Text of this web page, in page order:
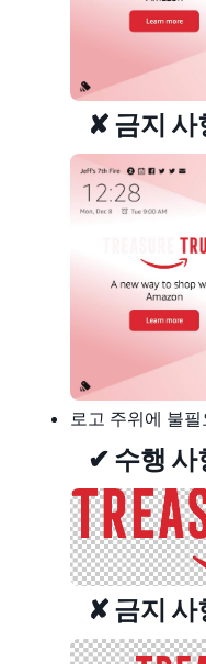
✘ 금지 사
로고 주위에 불
✔ 수행 사
✘ 금지 사